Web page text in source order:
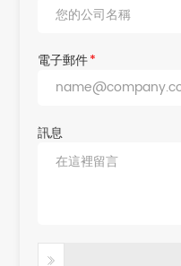
電子郵件*
訊息